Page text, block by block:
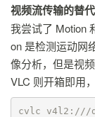
视频流传输的替
我尝试了 Motion
on 是检测运动网
像分析，但是视
VLC 则开箱即用
cvlc v4l2:///